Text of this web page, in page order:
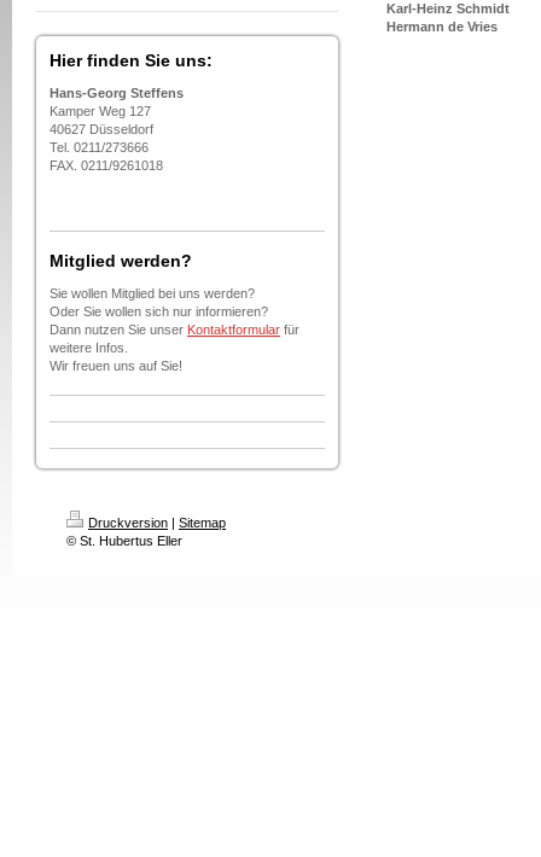
Hier finden Sie uns:
Hans-Georg Steffens
Kamper Weg 127
40627 Düsseldorf
Tel. 0211/273666
FAX. 0211/9261018
Mitglied werden?
Sie wollen Mitglied bei uns werden?
Oder Sie wollen sich nur informieren?
Dann nutzen Sie unser Kontaktformular für
weitere Infos.
Wir freuen uns auf Sie!
Karl-Heinz Schmidt
Hermann de Vries
Druckversion | Sitemap
© St. Hubertus Eller